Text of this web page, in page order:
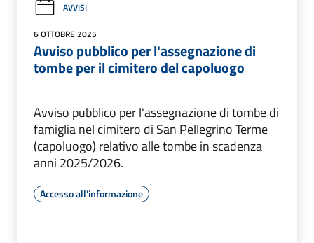
AVVISI
6 OTTOBRE 2025
Avviso pubblico per l'assegnazione di
tombe per il cimitero del capoluogo
Avviso pubblico per l'assegnazione di tombe di
famiglia nel cimitero di San Pellegrino Terme
(capoluogo) relativo alle tombe in scadenza
anni 2025/2026.
Accesso all'informazione